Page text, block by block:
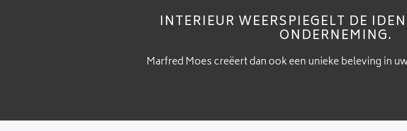
INTERIEUR WEERSPIEGELT DE
ONDERNEMING.
Marfred Moes creëert dan ook een unieke beleving in